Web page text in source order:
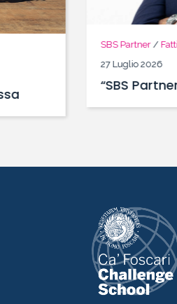
SBS Partner/
27 Luglio 2026
“SBS